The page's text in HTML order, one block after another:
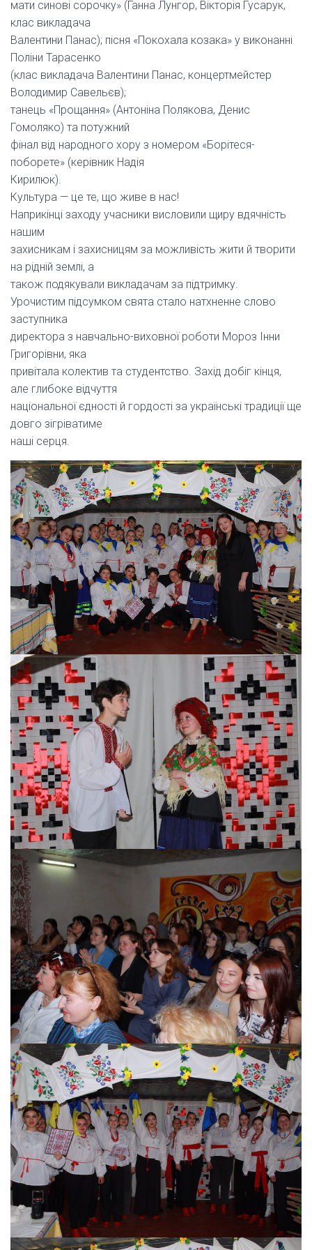
мати синові сорочку» (Ганна Лунгор, Вікторія Гусарук,
клас викладача
Валентини Панас); пісня «Покохала козака» у виконанні
Поліни Тарасенко
(клас викладача Валентини Панас, концертмейстер
Володимир Савельєв);
танець «Прощання» (Антоніна Полякова, Денис
Гомоляко) та потужний
фінал від народного хору з номером «Борітеся-
поборете» (керівник Надія
Кирилюк).
Культура — це те, що живе в нас!
Наприкінці заходу учасники висловили щиру вдячність
нашим
захисникам і захисницям за можливість жити й творити
на рідній землі, а
також подякували викладачам за підтримку.
Урочистим підсумком свята стало натхненне слово
заступника
директора з навчально-виховної роботи Мороз Інни
Григорівни, яка
привітала колектив та студентство. Захід добіг кінця,
але глибоке відчуття
національної єдності й гордості за українські традиції ще
довго зігріватиме
наші серця.